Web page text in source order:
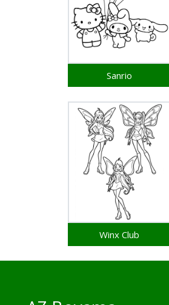
Sanrio
Winx Club